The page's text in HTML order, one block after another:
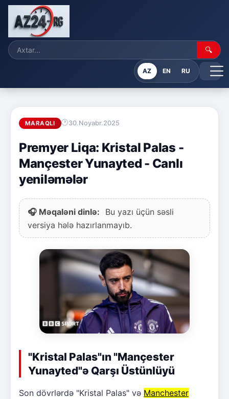
🔍
AZ EN RU
MARAQLI 30.Noyabr.2025
Premyer Liqa: Kristal Palas -
Mançester Yunayted - Canlı
yeniləmələr
🎧 Məqaləni dinlə:
Bu yazı üçün səsli
versiya hələ hazırlanmayıb.
"Kristal Palas"ın "Mançester
Yunayted"ə Qarşı Üstünlüyü
Son dövrlərdə "Kristal Palas" və Manchester